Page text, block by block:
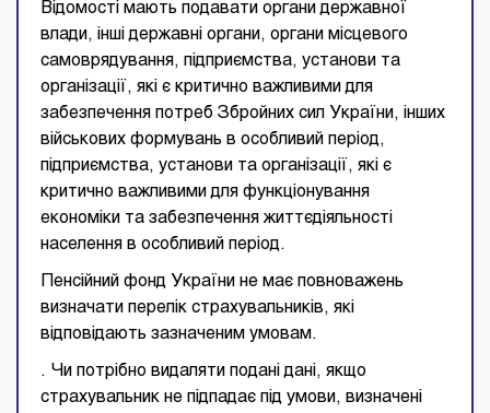
Відомості мають подавати органи державної
влади, інші державні органи, органи місцевого
самоврядування, підприємства, установи та
організації, які є критично важливими для
забезпечення потреб Збройних сил України, інших
військових формувань в особливий період,
підприємства, установи та організації, які є
критично важливими для функціонування
економіки та забезпечення життєдіяльності
населення в особливий період.
Пенсійний фонд України не має повноважень
визначати перелік страхувальників, які
відповідають зазначеним умовам.
. Чи потрібно видаляти подані дані, якщо
страхувальник не підпадає під умови, визначені